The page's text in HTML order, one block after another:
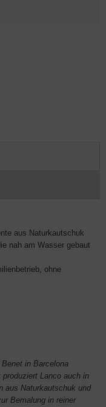
aus Naturkautschuk
nah am Wasser gebaut
ohne
in Barcelona
Lanco auch in
aus Naturkautschuk und
Bemalung in reiner